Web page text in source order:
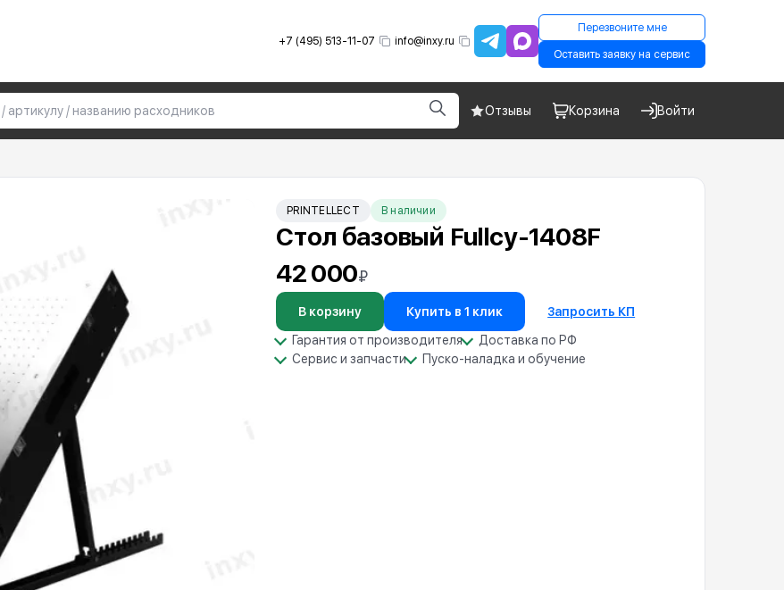
+7 (495) 513-11-07 info@inxy.ru
Перезвоните мне
Оставить заявку на сервис
Отзывы Корзина Войти
PRINTELLECT В наличии
Стол базовый Fullcy-1408F
42 000₽
В корзину Купить в 1 клик Запросить КП
Гарантия от производителя
Доставка по РФ
Сервис и запчасти
Пуско-наладка и обучение